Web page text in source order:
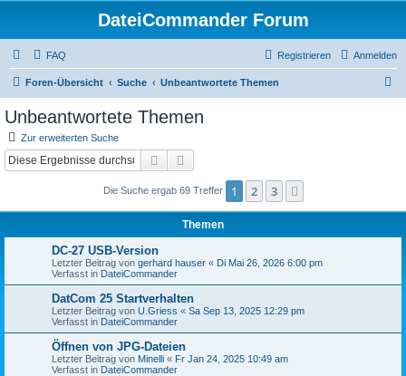
DateiCommander Forum
FAQ Anmelden
Registrieren
Foren-Übersicht Suche Unbeantwortete Themen
Unbeantwortete Themen
Zur erweiterten Suche
Suche
Die Suche ergab 69 Treffer 1 2 3
Themen
DC-27 USB-Version
Letzter Beitrag von gerhard hauser « Di Mai 26, 2026 6:00 pm
Verfasst in DateiCommander
DatCom 25 Startverhalten
Letzter Beitrag von U.Griess « Sa Sep 13, 2025 12:29 pm
Verfasst in DateiCommander
Öffnen von JPG-Dateien
Letzter Beitrag von Minelli « Fr Jan 24, 2025 10:49 am
Verfasst in DateiCommander